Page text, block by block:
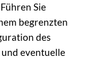
Führen Sie
begrenzten
des
eventuelle